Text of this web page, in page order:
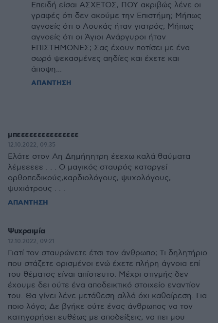
Επειδή είσαι ΑΣΧΕΤΟΣ, ΠΟΥ ακριβώς λένε οι
γραφές ότι δεν ακούμε την Επιστήμη; Μήπως
αγνοείς ότι ο Λουκάς ήταν γιατρός; Μήπως
αγνοείς ότι οι Άγιοι Ανάργυροι ήταν
ΕΠΙΣΤΗΜΟΝΕΣ; Σας έχουν ποτίσει με ένα
σωρό ψεκασμένες αηδίες και έχετε και
άποψη...
ΑΠΑΝΤΗΣΗ
μπεεεεεεεεεεεεεεε
12.10.2022, 09:35
Ελάτε στον Αη Δημήηητρη έεεχω καλά θαύματα
λέμεεεεε . . . Ο μαγικός σταυρός καταργεί
ορθοπεδικούς,καρδιολόγους, ψυχολόγους,
ψυχιάτρους . . .
ΑΠΑΝΤΗΣΗ
Ψυχραιμία
12.10.2022, 09:21
Γιατί τον σταυρώνετε έτσι τον άνθρωπο; Τι δηλητήριο
που στάζετε ορισμένοι ενώ έχετε πλήρη άγνοια επί
του θέματος είναι απίστευτο. Μέχρι στιγμής δεν
έχουμε δει ούτε ένα αποδεικτικό στοιχείο εναντίον
του. Θα γίνει λένε μετάθεση αλλά όχι καθαίρεση. Για
ποιο λόγο; Δε βγήκε ούτε ένας άνθρωπος να τον
κατηγορήσει ευθέως με αποδείξεις, να πει μου